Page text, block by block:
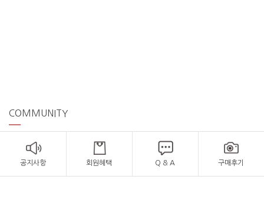
COMMUNITY
공지사항 회원혜택 Q & A 구매후기